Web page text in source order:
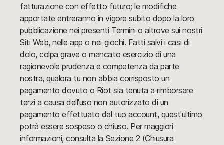
fatturazione con effetto futuro; le modifiche
apportate entreranno in vigore subito dopo la loro
pubblicazione nei presenti Termini o altrove sui nostri
Siti Web, nelle app o nei giochi. Fatti salvi i casi di
dolo, colpa grave o mancato esercizio di una
ragionevole prudenza e competenza da parte
nostra, qualora tu non abbia corrisposto un
pagamento dovuto o Riot sia tenuta a rimborsare
terzi a causa dell'uso non autorizzato di un
pagamento effettuato dal tuo account, quest'ultimo
potrà essere sospeso o chiuso. Per maggiori
informazioni, consulta la Sezione 2 (Chiusura